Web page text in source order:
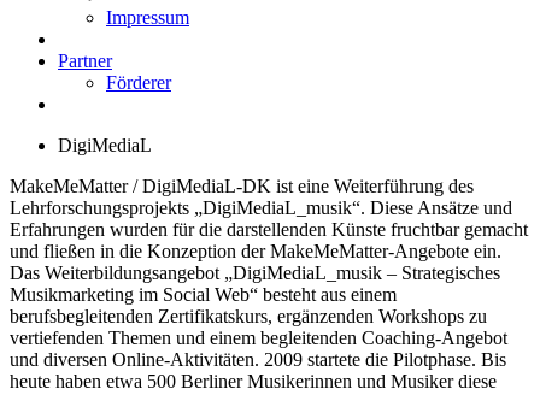
Impressum
Partner
Förderer
DigiMediaL
MakeMeMatter / DigiMediaL-DK ist eine Weiterführung des
Lehrforschungsprojekts „DigiMediaL_musik“. Diese Ansätze und
Erfahrungen wurden für die darstellenden Künste fruchtbar gemacht
und fließen in die Konzeption der MakeMeMatter-Angebote ein.
Das Weiterbildungsangebot „DigiMediaL_musik – Strategisches
Musikmarketing im Social Web“ besteht aus einem
berufsbegleitenden Zertifikatskurs, ergänzenden Workshops zu
vertiefenden Themen und einem begleitenden Coaching-Angebot
und diversen Online-Aktivitäten. 2009 startete die Pilotphase. Bis
heute haben etwa 500 Berliner Musikerinnen und Musiker diese